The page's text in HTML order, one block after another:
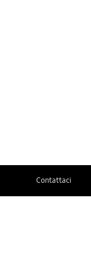
Contattaci